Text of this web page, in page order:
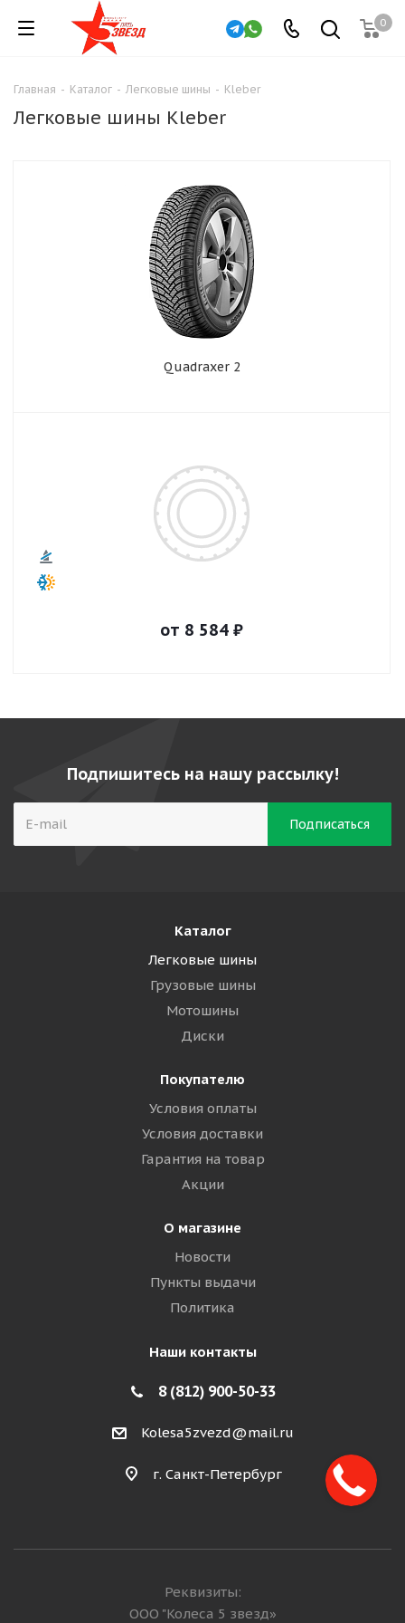
0
Главная - Каталог - Легковые шины - Kleber
Легковые шины Kleber
Quadraxer 2
от 8 584 ₽
Подпишитесь на нашу рассылку!
Каталог
Легковые шины
Грузовые шины
Мотошины
Диски
Покупателю
Условия оплаты
Условия доставки
Гарантия на товар
Акции
О магазине
Новости
Пункты выдачи
Политика
Наши контакты
8 (812) 900-50-33
Kolesa5zvezd@mail.ru
г. Санкт-Петербург
Реквизиты:
ООО "Колеса 5 звезд»